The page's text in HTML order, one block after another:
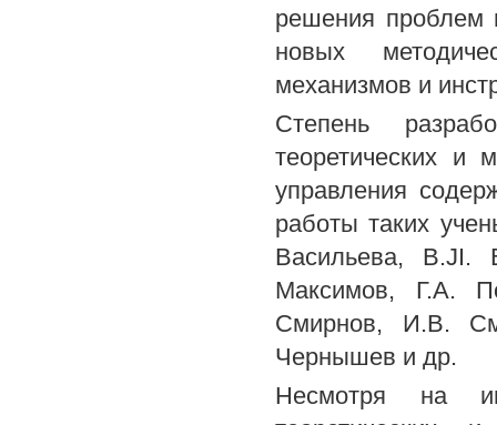
решения проблем
новых
механизмов и
Степень
теоретических и
управления
работы таких
Васильева,
Максимов, Г.А.
Смирнов, И.В.
Чернышев и др.
Несмотря на